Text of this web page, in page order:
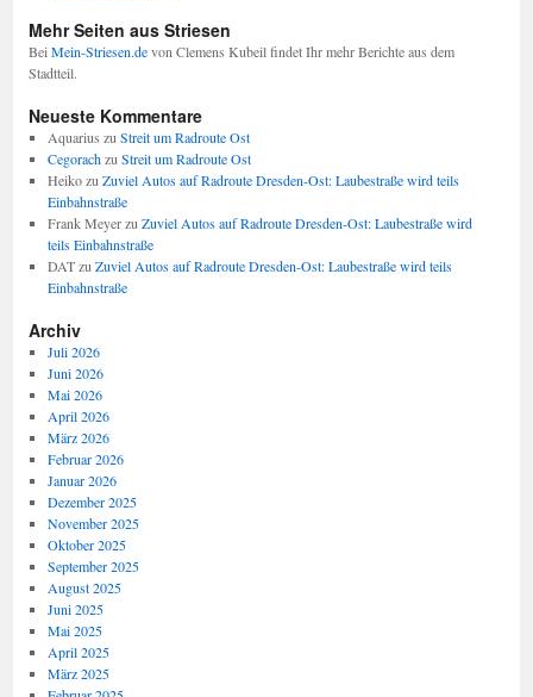
Mehr Seiten aus Striesen
Bei Mein-Striesen.devon Clemens Kubeil findet Ihr mehr Berichte aus dem
Stadtteil.
Neueste Kommentare
Aquarius zu Streit um Radroute Ost
Cegorachzu Streit um Radroute Ost
Heikozu Zuviel Autos auf Radroute Dresden-Ost: Laubestraße wird teils
Einbahnstraße
Frank Meyerzu Zuviel Autos auf Radroute Dresden-Ost: Laubestraße wird
teils Einbahnstraße
DATzu Zuviel Autos auf Radroute Dresden-Ost: Laubestraße wird teils
Einbahnstraße
Archiv
Juli 2026
Juni 2026
Mai 2026
April 2026
März 2026
Februar 2026
Januar 2026
Dezember 2025
November 2025
Oktober 2025
September 2025
August 2025
Juni 2025
Mai 2025
April 2025
März 2025